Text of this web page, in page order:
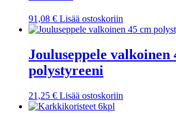
91,08 € Lisää ostoskoriin
Jouluseppele valkoinen
polystyreeni
21,25 € Lisää ostoskoriin